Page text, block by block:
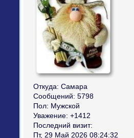
Откуда: Самара
Сообщений: 5798
Пол: Мужской
Уважение: +1412
Последний визит:
Пт, 29 Май 2026 08:24:32